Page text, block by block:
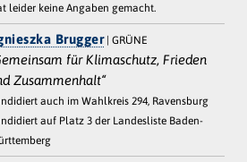
leider keine Angaben gemacht.
Brugger| GRÜNE
für Klimaschutz, Frieden
Zusammenhalt“
auch im Wahlkreis 294, Ravensburg
auf Platz 3 der Landesliste Baden-